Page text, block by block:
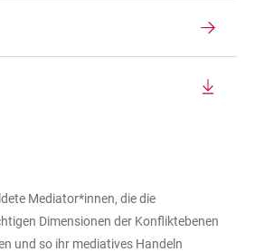
Mediator*innen, die die
Dimensionen der Konfliktebenen
und so ihr mediatives Handeln